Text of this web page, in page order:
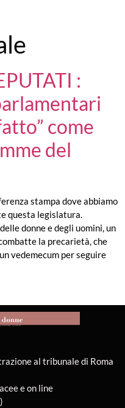
:
come
del
stampa dove abbiamo
questa legislatura.
donne e degli uomini, un
la precarietà, che
vedemecum per seguire
al tribunale di Roma
e on line